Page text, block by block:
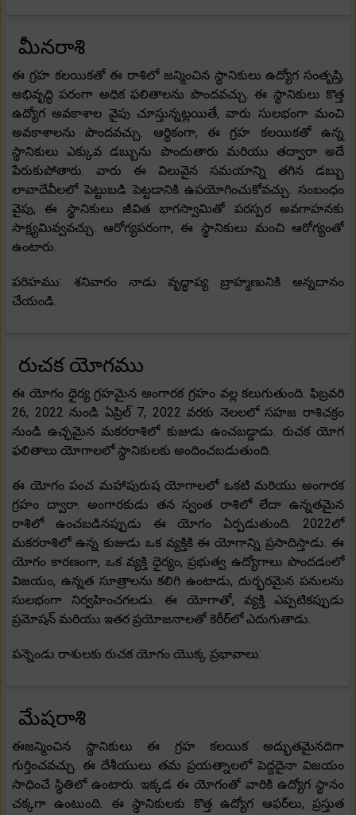
మీనరాశి
ఈ గ్రహ కలయికతో ఈ రాశిలో జన్మించిన స్థానికులు ఉద్యోగ సంతృప్తి,
అభివృద్ధి పరంగా అధిక ఫలితాలను పొందవచ్చు. ఈ స్థానికులు కొత్త
ఉద్యోగ అవకాశాల వైపు చూస్తున్నట్లయితే, వారు సులభంగా మంచి
అవకాశాలను పొందవచ్చు. ఆర్థికంగా, ఈ గ్రహ కలయికతో ఉన్న
స్థానికులు ఎక్కువ డబ్బును పొందుతారు మరియు తద్వారా అదే
పేరుకుపోతారు. వారు ఈ విలువైన సమయాన్ని తగిన డబ్బు
లావాదేవీలలో పెట్టుబడి పెట్టడానికి ఉపయోగించుకోవచ్చు. సంబంధం
వైపు, ఈ స్థానికులు జీవిత భాగస్వామితో పరస్పర అవగాహనకు
సాక్ష్యమివ్వవచ్చు. ఆరోగ్యపరంగా, ఈ స్థానికులు మంచి ఆరోగ్యంతో
ఉంటారు.
పరిహము: శనివారం నాడు వృద్ధాప్య బ్రాహ్మణునికి అన్నదానం
చేయండి.
రుచక యోగము
ఈ యోగం ధైర్య గ్రహమైన అంగారక గ్రహం వల్ల కలుగుతుంది. ఫిబ్రవరి
26, 2022 నుండి ఏప్రిల్ 7, 2022 వరకు నెలలలో సహజ రాశిచక్రం
నుండి ఉచ్ఛమైన మకరరాశిలో కుజుడు ఉంచబడ్డాడు. రుచక యోగ
ఫలితాలు యోగాలలో స్థానికులకు అందించబడుతుంది.
ఈ యోగం పంచ మహాపురుష యోగాలలో ఒకటి మరియు అంగారక
గ్రహం ద్వారా. అంగారకుడు తన స్వంత రాశిలో లేదా ఉన్నతమైన
రాశిలో ఉంచబడినప్పుడు ఈ యోగం ఏర్పడుతుంది. 2022లో
మకరరాశిలో ఉన్న కుజుడు ఒక వ్యక్తికి ఈ యోగాన్ని ప్రసాదిస్తాడు. ఈ
యోగం కారణంగా, ఒక వ్యక్తి ధైర్యం, ప్రభుత్వ ఉద్యోగాలు పొందడంలో
విజయం, ఉన్నత సూత్రాలను కలిగి ఉంటాడు, దుర్భరమైన పనులను
సులభంగా నిర్వహించగలడు. ఈ యోగాతో, వ్యక్తి ఎప్పటికప్పుడు
ప్రమోషన్ మరియు ఇతర ప్రయోజనాలతో కెరీర్‌లో ఎదుగుతాడు.
పన్నెండు రాశులకు రుచక యోగం యొక్క ప్రభావాలు:
మేషరాశి
ఈజన్మించిన స్థానికులు ఈ గ్రహ కలయిక అద్భుతమైనదిగా
గుర్తించవచ్చు. ఈ దేశీయులు తమ ప్రయత్నాలలో పెద్దదైనా విజయం
సాధించే స్థితిలో ఉంటారు. ఇక్కడ ఈ యోగంతో వారికి ఉద్యోగ స్థానం
చక్కగా ఉంటుంది. ఈ స్థానికులకు కొత్త ఉద్యోగ ఆఫర్‌లు, ప్రస్తుత